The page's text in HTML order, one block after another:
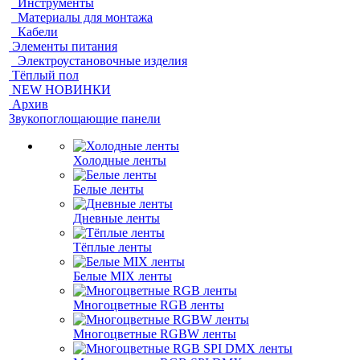
Инструменты
Материалы для монтажа
Кабели
Элементы питания
Электроустановочные изделия
Тёплый пол
NEW НОВИНКИ
Архив
Звукопоглощающие панели
Холодные ленты
Белые ленты
Дневные ленты
Тёплые ленты
Белые MIX ленты
Многоцветные RGB ленты
Многоцветные RGBW ленты